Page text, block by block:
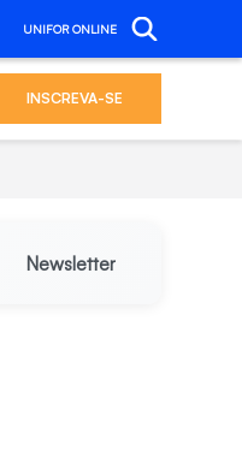
UNIFOR ONLINE
INSCREVA-SE
Newsletter